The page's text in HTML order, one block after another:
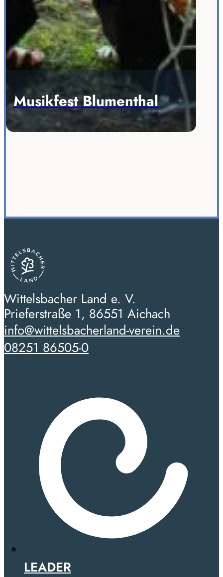
Musikfest Blumenthal
Wittelsbacher Land e. V.
Prieferstraße 1, 86551 Aichach
info@wittelsbacherland-verein.de
08251 86505-0
LEADER